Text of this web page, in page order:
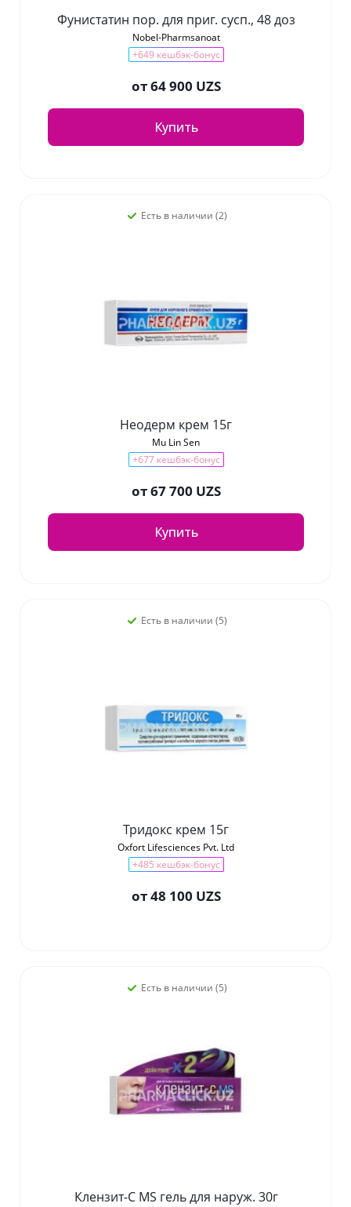
Фунистатин пор. для приг. сусп., 48 доз
Nobel-Pharmsanoat
+649 кешбэк-бонус
от64 900 UZS
Купить
Есть в наличии (2)
Неодерм крем 15г
Mu Lin Sen
+677 кешбэк-бонус
от67 700 UZS
Купить
Есть в наличии (5)
Тридокс крем 15г
Oxfort Lifesciences Pvt. Ltd
+485 кешбэк-бонус
от48 100 UZS
Есть в наличии (5)
Клензит-C MS гель для наруж. 30г